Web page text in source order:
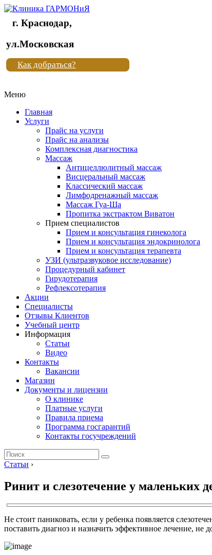
Клиника
"Новая
жизнь"
Клиника
жизнь"
г. Краснодар,
ул.Московская
Как добраться?
Меню
Главная
Услуги
Прайс на услуги
Прайс на анализы
Комплексная диагностика
Массаж
Антицеллюлитный массаж
Висцеральный массаж
Классический массаж
Лимфодренажный массаж
Массаж Гуа-Ша
Пропитка экстрактом Виватон
Прием специалистов
Прием и консультация гинеколога
Прием и консультация эндокринолога
Прием и консультация терапевта
УЗИ (ультразвуковое исследование)
Процедурный кабинет
Гирудотерапия
Рефлексотерапия
Акции
Специалисты
Отзывы Клиентов
Учебный центр
Информация
Статьи
Видео
Контакты
Вакансии
Магазин
Документы и лицензии
О клинике
Платные услуги
Правила приема
Программа госгарантий
Контакты госучреждений
Статьи ›
Ринит и слезотечение у маленьких
Не стоит паниковать, если у ребенка появляется
поставить диагноз и назначить эффективное лечение, не